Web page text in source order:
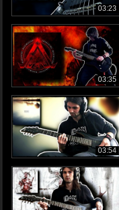
03:23
03:35
03:54